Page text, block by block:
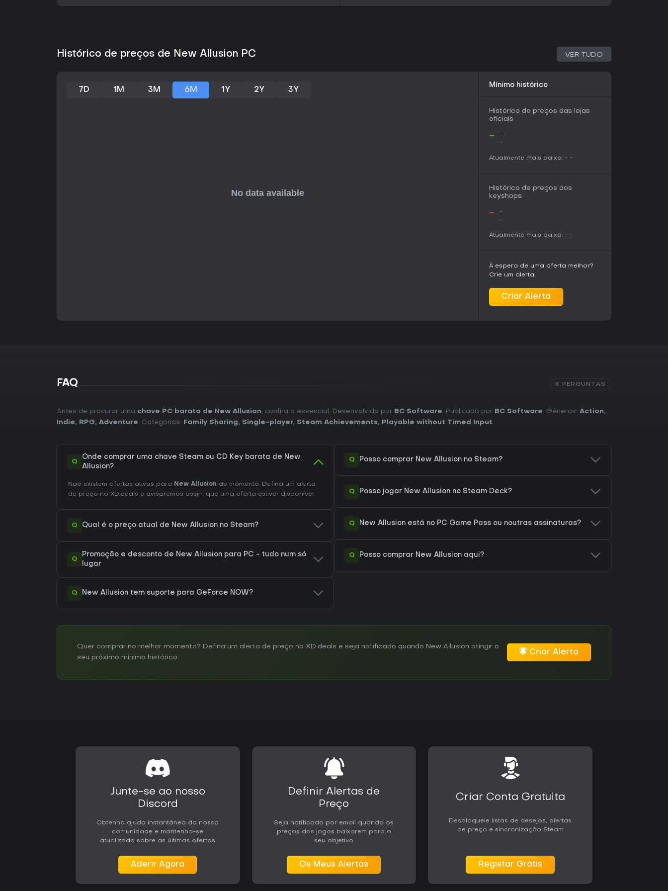
não foi lançado, vale esperar o lançamento para conferir a experiência
Histórico de preços de New Allusion PC VER TUDO
7D 1M 3M 6M 1Y 2Y 3Y
Mínimo histórico
Histórico de preços das lojas
oficiais
- -
-
Atualmente mais baixo: - -
Histórico de preços dos
keyshops
- -
-
Atualmente mais baixo: - -
À espera de uma oferta melhor?
Crie um alerta.
Criar Alerta
FAQ 8 PERGUNTAS
Antes de procurar uma chave PC barata de New Allusion, confira o essencial. Desenvolvido por BC Software. Publicado por BC Software. Géneros: Action,
Indie, RPG, Adventure. Categorias: Family Sharing, Single-player, Steam Achievements, Playable without Timed Input.
Q
Onde comprar uma chave Steam ou CD Key barata de New
Allusion?
Não existem ofertas ativas para New Allusion de momento. Defina um alerta
de preço no XD.deals e avisaremos assim que uma oferta estiver disponível.
Q Qual é o preço atual de New Allusion no Steam?
Q
Promoção e desconto de New Allusion para PC - tudo num só
lugar
Q New Allusion tem suporte para GeForce NOW?
Q Posso comprar New Allusion no Steam?
Q Posso jogar New Allusion no Steam Deck?
Q New Allusion está no PC Game Pass ou noutras assinaturas?
Q Posso comprar New Allusion aqui?
Quer comprar no melhor momento? Defina um alerta de preço no XD.deals e seja notificado quando New Allusion atingir o
seu próximo mínimo histórico.
Criar Alerta
Junte-se ao nosso
Discord
Obtenha ajuda instantânea da nossa
comunidade e mantenha-se
atualizado sobre as últimas ofertas
Aderir Agora
Definir Alertas de
Preço
Seja notificado por email quando os
preços dos jogos baixarem para o
seu objetivo
Os Meus Alertas
Criar Conta Gratuita
Desbloqueie listas de desejos, alertas
de preço e sincronização Steam
Registar Grátis